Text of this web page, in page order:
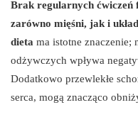
Brak regularnych ćwiczeń
zarówno mięśni, jak i
dieta ma istotne znaczenie;
odżywczych wpływa
Dodatkowo przewlekłe
serca, mogą znacząco